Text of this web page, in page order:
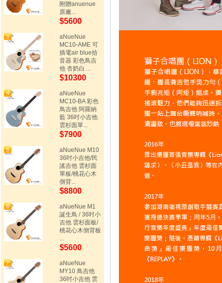
附贈anuenue
原廠...
$5600
aNueNue
MC10-AME 可
插電air blue拾
音器 彩色鳥吉
他 杏奶白 ...
$10300
aNueNue
MC10-BA 彩色
鳥吉他 阿羅納
藍 36吋小吉他
雲杉面單...
$7900
aNueNue M10
36吋小吉他/民
謠吉他 雲杉面
單板/桃花心木
側背...
$8800
aNueNue M1
誕生鳥 / 36吋小
吉他 雲杉面板/
桃花心木側背板
...
$5600
aNueNue
MY10 鳥吉他
36吋小吉他 雲